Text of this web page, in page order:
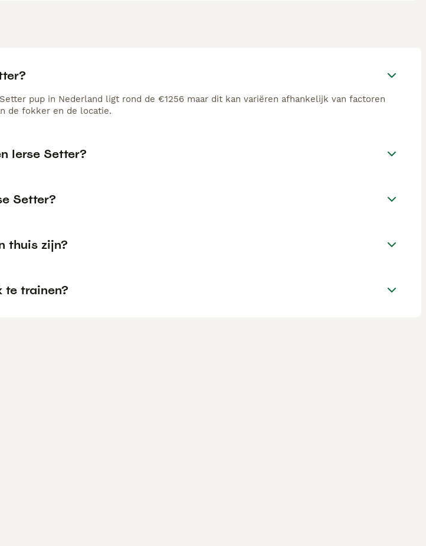
pup in Nederland ligt rond de €1256 maar dit kan variëren afhankelijk van factoren
de fokker en de locatie.
Ierse Setter?
Setter?
thuis zijn?
te trainen?